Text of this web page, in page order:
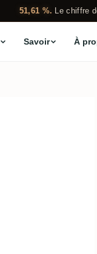
51,61 %. Le chiffre
Savoir À